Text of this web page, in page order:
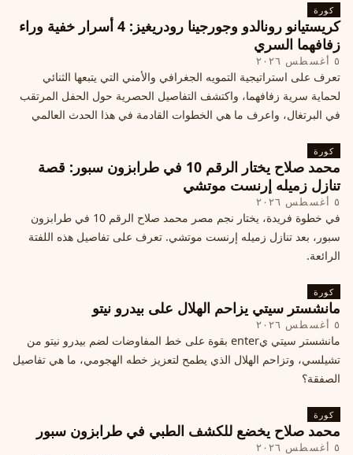
كورة
كريستيانو رونالدو وجورجينا رودريغيز: 4 أسرار خفية وراء
زفافهما السري
٥ أغسطس ٢٠٢٦
تعرف على استراتيجية التمويه الجغرافي والأمني التي يتبعها الثنائي
لحماية سرية زفافهما، واكتشف التفاصيل الحصرية حول الحفل المرتقب
في البرتغال، واعرف ما هي الخطوات القادمة في هذا الحدث العالمي
كورة
محمد صلاح يختار الرقم 10 في طرابزون سبور: قصة
تنازل زميله إرنست موتشي
٥ أغسطس ٢٠٢٦
في خطوة فريدة، يختار نجم مصر محمد صلاح الرقم 10 في طرابزون
سبور، بعد تنازل زميله إرنست موتشي. تعرف على تفاصيل هذه اللفتة
الرائعة.
كورة
مانشستر سيتي يزاحم الهلال على بيدرو نيتو
٥ أغسطس ٢٠٢٦
مانشستر سيتي يenter بقوة على خط المفاوضات لضم بيدرو نيتو من
تشيلسي، وتزاحم الهلال الذي يطمح لتعزيز خطه الهجومي، ما هي تفاصيل
الصفقة؟
كورة
محمد صلاح يخضع للكشف الطبي في طرابزون سبور
٥ أغسطس ٢٠٢٦